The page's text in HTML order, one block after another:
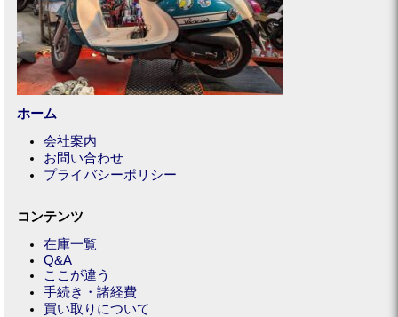
ホーム
会社案内
お問い合わせ
プライバシーポリシー
コンテンツ
在庫一覧
Q&A
ここが違う
手続き・諸経費
買い取りについて